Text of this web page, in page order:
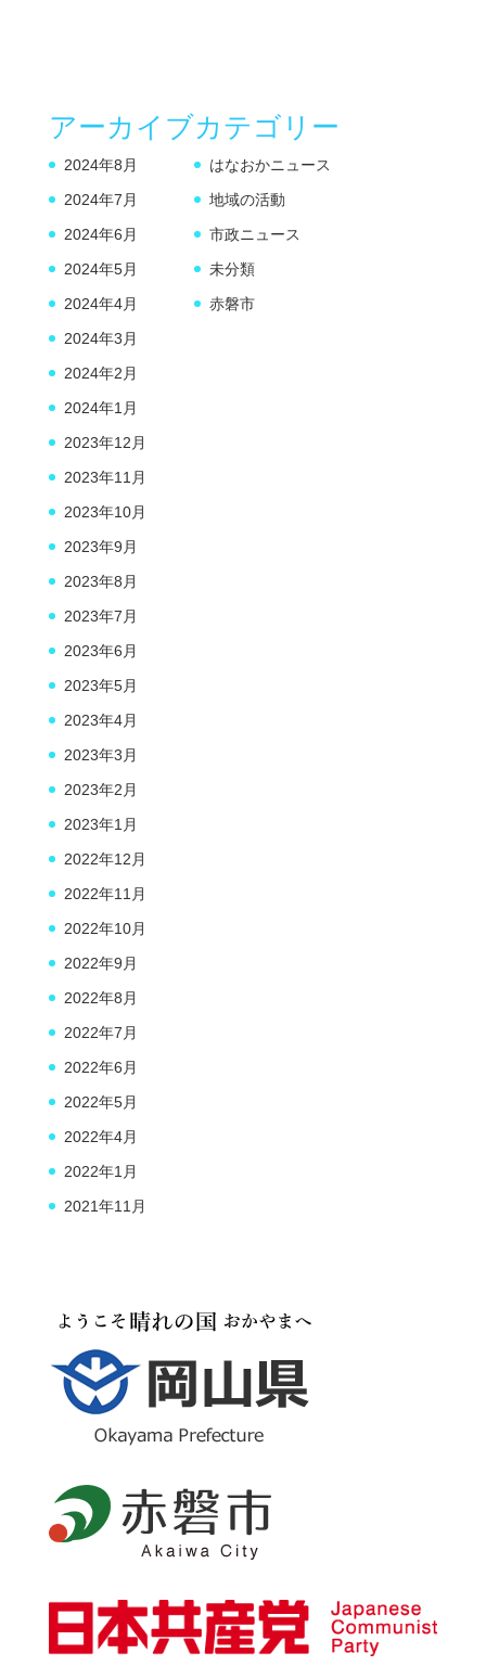
アーカイブ
2024年8月
2024年7月
2024年6月
2024年5月
2024年4月
2024年3月
2024年2月
2024年1月
2023年12月
2023年11月
2023年10月
2023年9月
2023年8月
2023年7月
2023年6月
2023年5月
2023年4月
2023年3月
2023年2月
2023年1月
2022年12月
2022年11月
2022年10月
2022年9月
2022年8月
2022年7月
2022年6月
2022年5月
2022年4月
2022年1月
2021年11月
カテゴリー
はなおかニュース
地域の活動
市政ニュース
未分類
赤磐市